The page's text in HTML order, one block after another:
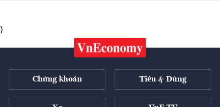
}
Chứng khoán Tiêu & Dùng